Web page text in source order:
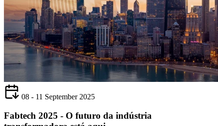
08 - 11 September 2025
Fabtech 2025 - O futuro da indústria